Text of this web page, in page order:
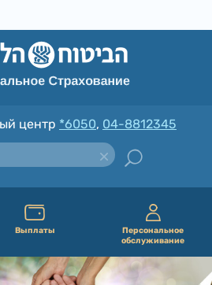
центр *6050, 04-8812345
Выплаты
Персональное
обслуживание